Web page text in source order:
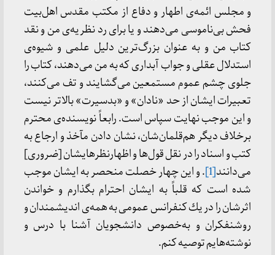
و مجلس ائمه‌ی اطهار و دفاع از مكتب مقدس اهل‌بیت
فحش بی‌ناموسی می‌دهند و یا برای رد نظریه‌ی من و نقد
كتاب من و به عنوان بزرگ‌ترین دلیل علمی و شیوه‌ی
استدلال عقلی و جواب آبداری كه به من می‌دهند، كتاب را
جلوی چشم عموم مستمعین می‌گشایند و تف می‌كنند،
تعبیرات ایشان از حد «نادان» و «بدسیرت» بالاتر نیست
و این موجب نهایت سپاس است. رابعاً نویسنده‌ی محترم
برخلاف دیگر هم‌قلمان‌شان، نشان دادن مآخذ و ارجاع به
كتب و اسناد را در نقل قول‌ها و اظهارنظرهایشان [ضروری]
می‌دانند[1] . و این چهار خصلت منحصر به ایشان موجب
شده است كه قلباً به ایشان احترام بگذارم و خواندن
اثرشان را در یك كنفرانس عمومی به همه‌ی اندیشمندان و
روشنفكران و به‌خصوص دانشجویان آشنا با درس و
نوشته‌هایم توصیه كنم.